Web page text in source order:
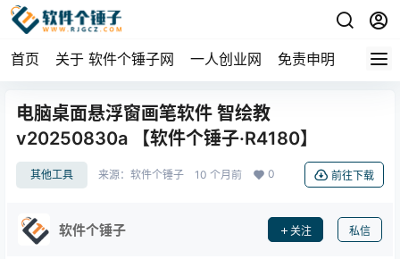
首页 关于 软件个锤子网 一人创业网 免责申明
电脑桌面悬浮窗画笔软件 智绘教
v20250830a 【软件个锤子·R4180】
其他工具 来源： 软件个锤子 10 个月前 0 前往下载
软件个锤子 关注 私信